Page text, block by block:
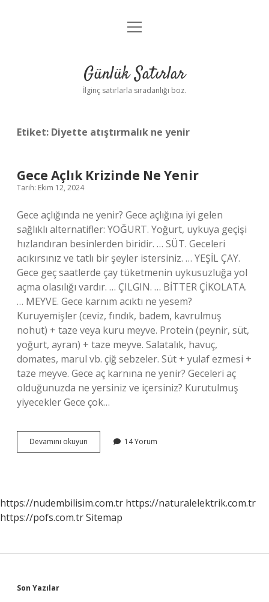
Anasayfa
Yasal Uyarı
menüyü
Günlük Satırlar
İlginç satırlarla sıradanlığı boz.
Etiket: Diyette atıştırmalık ne yenir
Gece Açlık Krizinde Ne Yenir
Tarih: Ekim 12, 2024
Gece açlığında ne yenir? Gece açlığına iyi gelen
sağlıklı alternatifler: YOĞURT. Yoğurt, uykuya geçişi
hızlandıran besinlerden biridir. … SÜT. Geceleri
acıkırsınız ve tatlı bir şeyler istersiniz. … YEŞİL ÇAY.
Gece geç saatlerde çay tüketmenin uykusuzluğa yol
açma olasılığı vardır. … ÇILGIN. … BİTTER ÇİKOLATA.
… MEYVE. Gece karnım acıktı ne yesem?
Kuruyemişler (ceviz, fındık, badem, kavrulmuş
nohut) + taze veya kuru meyve. Protein (peynir, süt,
yoğurt, ayran) + taze meyve. Salatalık, havuç,
domates, marul vb. çiğ sebzeler. Süt + yulaf ezmesi +
taze meyve. Gece aç karnına ne yenir? Geceleri aç
olduğunuzda ne yersiniz ve içersiniz? Kurutulmuş
yiyecekler Gece çok…
Devamını okuyun
Açlık
14 Yorum
https://nudembilisim.com.tr https://naturalelektrik.com.tr
https://pofs.com.trSitemap
Son Yazılar